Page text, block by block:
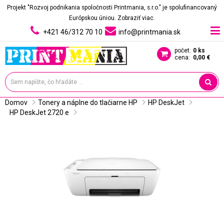
Projekt "Rozvoj podnikania spoločnosti Printmania, s.r.o." je spolufinancovaný
Európskou úniou. Zobraziť viac.
+421 46/312 70 10 info@printmania.sk
počet: 0 ks
cena: 0,00 €
Domov Tonery a náplne do tlačiarne HP
HP DeskJet
HP DeskJet 2720 e